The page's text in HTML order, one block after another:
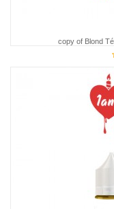
copy of Blond